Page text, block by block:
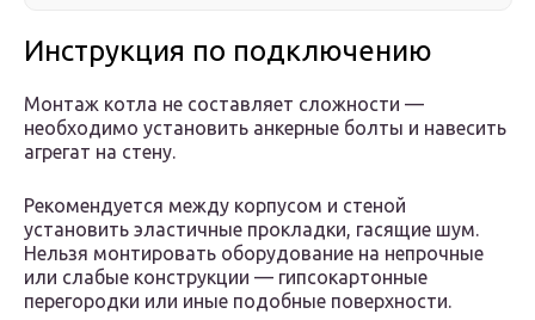
Инструкция по подключению
Монтаж котла не составляет сложности —
необходимо установить анкерные болты и навесить
агрегат на стену.
Рекомендуется между корпусом и стеной
установить эластичные прокладки, гасящие шум.
Нельзя монтировать оборудование на непрочные
или слабые конструкции — гипсокартонные
перегородки или иные подобные поверхности.